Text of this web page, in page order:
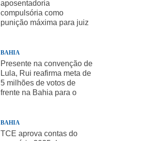
aposentadoria
compulsória como
punição máxima para juiz
BAHIA
Presente na convenção de
Lula, Rui reafirma meta de
5 milhões de votos de
frente na Bahia para o
BAHIA
TCE aprova contas do